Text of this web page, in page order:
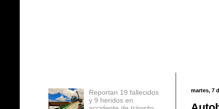
martes, 7
Reportan 19 fallecidos
y 9 heridos en